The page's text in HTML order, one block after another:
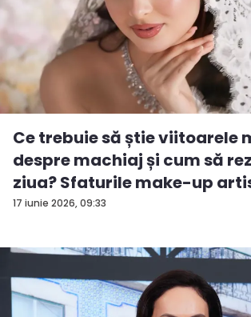
17 iunie 2026, 09:33
Ce trebuie să știe viitoarele
despre machiaj și cum să
ziua? Sfaturile make-up